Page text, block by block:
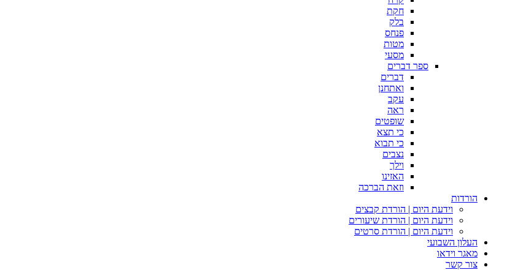
חקת
בלק
פנחס
מטות
מסעי
ספר דברים
דברים
ואתחנן
עקב
ראה
שופטים
כי תצא
כי תבוא
נצבים
וילך
האזינו
וזאת הברכה
הורדות
וידעת היום | הורדת קבצים
וידעת היום | הורדת שיעורים
וידעת היום | הורדת סרטים
העלון השבועי
מאגר וידאו
צור קשר